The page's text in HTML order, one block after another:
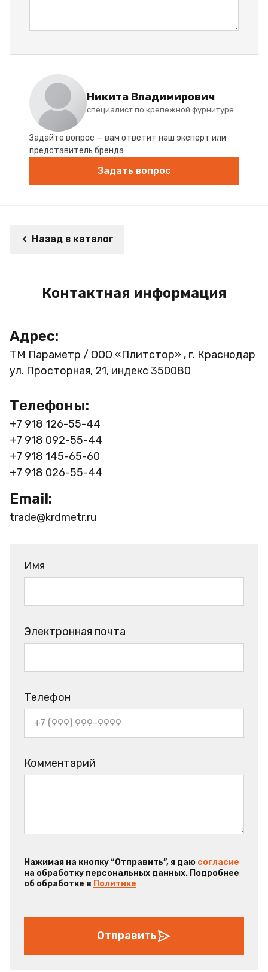
Никита Владимирович
специалист по крепежной фурнитуре
Задайте вопрос — вам ответит наш эксперт или
представитель бренда
Задать вопрос
Назад в каталог
Контактная информация
Адрес:
ТМ Параметр / ООО «Плитстор» , г. Краснодар
ул. Просторная, 21, индекс 350080
Телефоны:
+7 918 126-55-44
+7 918 092-55-44
+7 918 145-65-60
+7 918 026-55-44
Email:
trade@krdmetr.ru
Имя
Электронная почта
Телефон
Комментарий
Нажимая на кнопку “Отправить”, я даю согласие
на обработку персональных данных. Подробнее
об обработке в Политике
Отправить